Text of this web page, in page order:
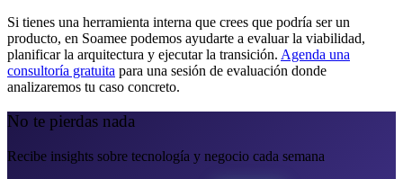
Si tienes una herramienta interna que crees que podría ser un
producto, en Soamee podemos ayudarte a evaluar la viabilidad,
planificar la arquitectura y ejecutar la transición. Agenda una
consultoría gratuita para una sesión de evaluación donde
analizaremos tu caso concreto.
No te pierdas nada
Recibe insights sobre tecnología y negocio cada semana